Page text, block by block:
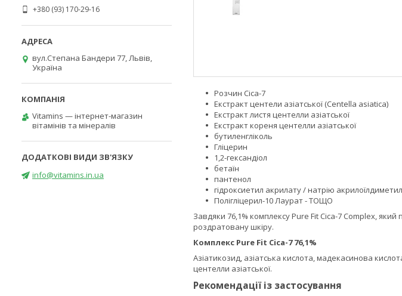
Розчин Cica-7
Екстракт центели азіатської (Centella asiatica)
Екстракт листя центелли азіатської
Екстракт кореня центелли азіатської
бутиленгліколь
Гліцерин
1,2-гександіол
бетаїн
пантенол
гідроксиетил акрилату / натрію
Полігліцерил-10 Лаурат - ТОЩО
Завдяки 76,1% комплексу Pure Fit Cica-7 Complex,
роздратовану шкіру.
Комплекс Pure Fit Cica-7 76,1%
Азіатикозид, азіатська кислота, мадекасинова
центелли азіатської.
Рекомендації із застосування
+380 (93) 170-29-16
вул.Степана Бандери 77, Львів,
Україна
Vitamins — інтернет-магазин
вітамінів та мінералів
info@vitamins.in.ua